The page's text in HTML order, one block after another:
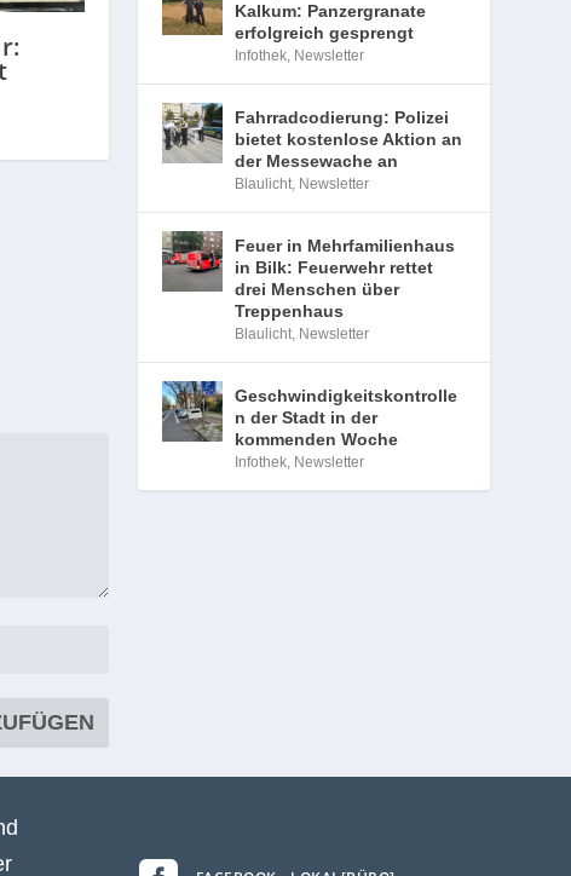
Kalkum: Panzergranate
erfolgreich gesprengt
Infothek, Newsletter
Fahrradcodierung: Polizei
bietet kostenlose Aktion an
der Messewache an
Blaulicht, Newsletter
Feuer in Mehrfamilienhaus
in Bilk: Feuerwehr rettet
drei Menschen über
Treppenhaus
Blaulicht, Newsletter
Geschwindigkeitskontrolle
n der Stadt in der
kommenden Woche
Infothek, Newsletter